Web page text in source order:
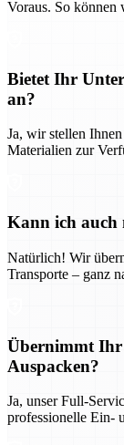
Voraus. So können
Bietet Ihr
an?
Ja, wir stellen
Materialien zur
Kann ich auch
Natürlich! Wir
Transporte – ganz
Übernimmt Ihr
Auspacken?
Ja, unser Full-
professionelle Ein-